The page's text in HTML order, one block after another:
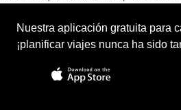
Nuestra aplicación gratuita para
¡planificar viajes nunca ha sido